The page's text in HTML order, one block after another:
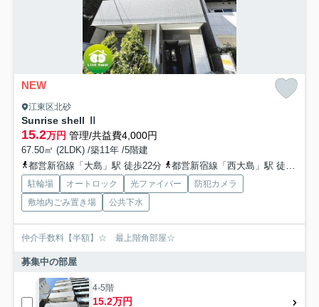
NEW
江東区北砂
Sunrise shell Ⅱ
15.2万円 管理/共益費4,000円
67.50㎡ (2LDK) /築11年 /5階建
都営新宿線「大島」駅 徒歩22分
都営新宿線「西大島」駅 徒歩26分
駐輪場 オートロック 光ファイバー
防犯カメラ
敷地内ごみ置き場
公共下水
仲介手数料【半額】☆ 最上階角部屋☆
募集中の部屋
4-5階
15.2万円